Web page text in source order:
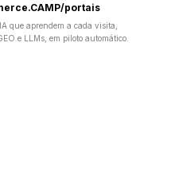
portais
que aprendem a cada visita,
e LLMs, em piloto automático.